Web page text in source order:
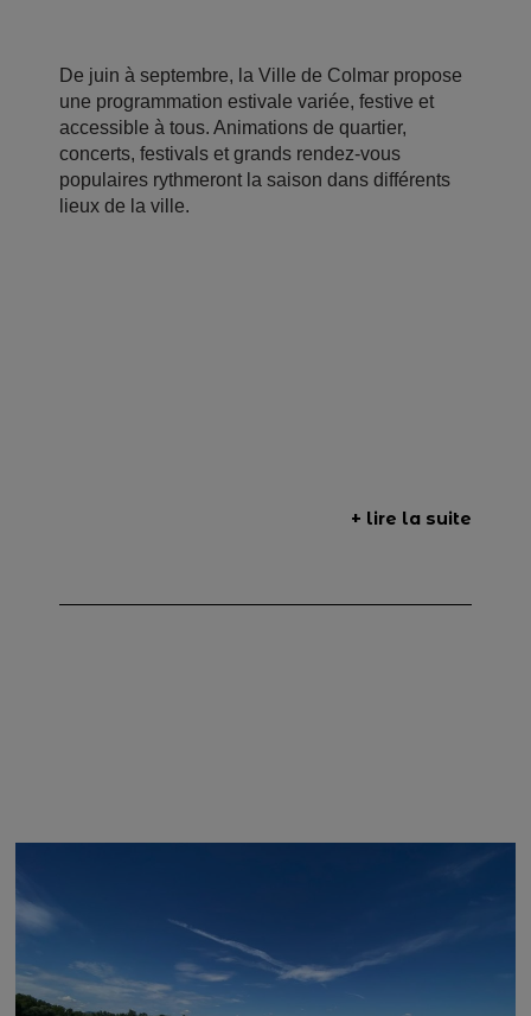
De juin à septembre, la Ville de Colmar propose
une programmation estivale variée, festive et
accessible à tous. Animations de quartier,
concerts, festivals et grands rendez-vous
populaires rythmeront la saison dans différents
lieux de la ville.
+ lire la suite